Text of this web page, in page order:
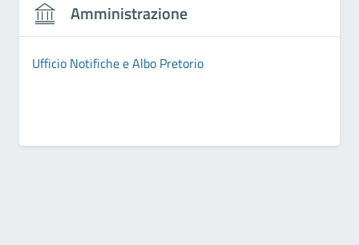
Amministrazione
Ufficio Notifiche e Albo Pretorio